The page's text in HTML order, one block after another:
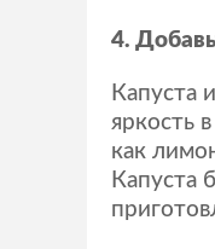
4.
Капуста
яркость
как
Капуста